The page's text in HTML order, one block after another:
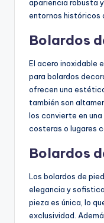
apariencia robusta
entornos históricos
Bolardos
El acero inoxidable
para bolardos
ofrecen una
también son
los convierte en
costeras o lugares
Bolardos
Los bolardos de
elegancia y
pieza es única, lo
exclusividad.